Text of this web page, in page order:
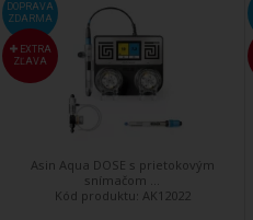
DOPRAVA
ZDARMA
EXTRA
ZĽAVA
Asin Aqua DOSE s prietokovým
snímačom ...
Kód produktu: AK12022